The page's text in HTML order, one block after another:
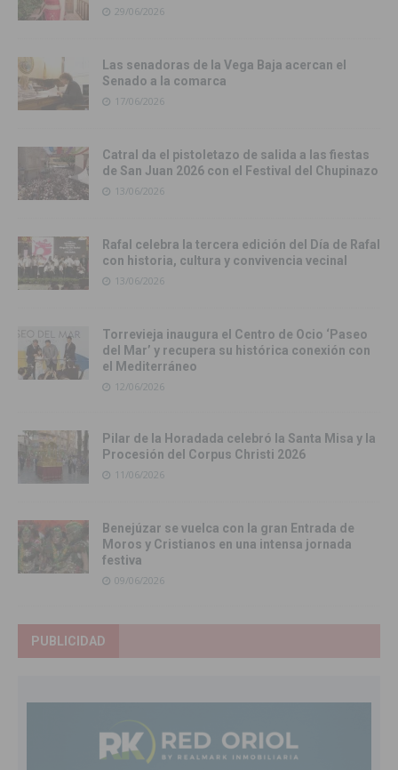
29/06/2026
Las senadoras de la Vega Baja acercan el
Senado a la comarca
17/06/2026
Catral da el pistoletazo de salida a las fiestas
de San Juan 2026 con el Festival del Chupinazo
13/06/2026
Rafal celebra la tercera edición del Día de Rafal
con historia, cultura y convivencia vecinal
13/06/2026
Torrevieja inaugura el Centro de Ocio ‘Paseo
del Mar’ y recupera su histórica conexión con
el Mediterráneo
12/06/2026
Pilar de la Horadada celebró la Santa Misa y la
Procesión del Corpus Christi 2026
11/06/2026
Benejúzar se vuelca con la gran Entrada de
Moros y Cristianos en una intensa jornada
festiva
09/06/2026
PUBLICIDAD